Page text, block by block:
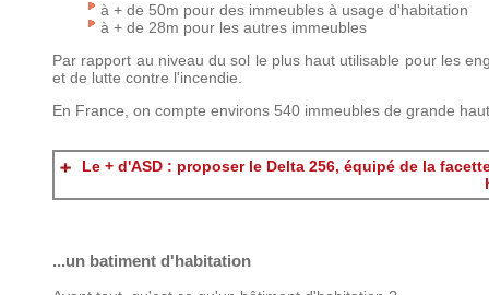
à + de 50m pour des immeubles à usage d'habitation
à + de 28m pour les autres immeubles
Par rapport au niveau du sol le plus haut utilisable pour les
et de lutte contre l'incendie.
En France, on compte environs 540 immeubles de grande
Le + d'ASD : proposer le Delta 256, équipé de la
...un batiment d'habitation